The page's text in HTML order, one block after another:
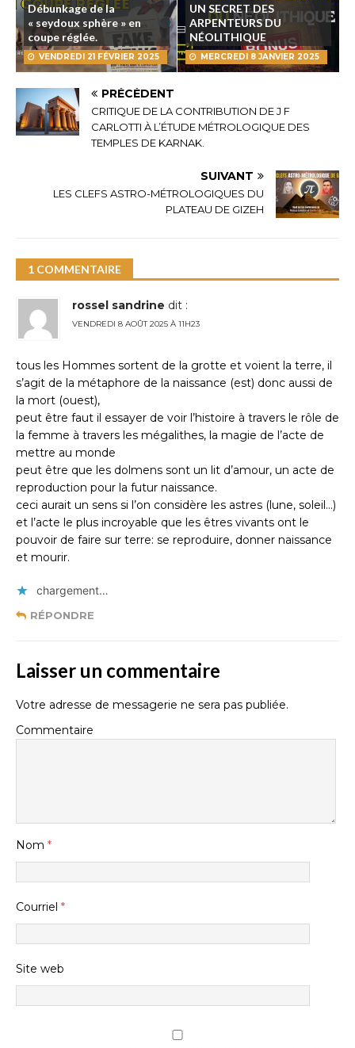
Débunkage de la
« seydoux sphère » en
coupe réglée.
VENDREDI 21 FÉVRIER 2025
UN SECRET DES
ARPENTEURS DU
NÉOLITHIQUE
MERCREDI 8 JANVIER 2025
PRÉCÉDENT
CRITIQUE DE LA CONTRIBUTION DE J F
CARLOTTI À L’ÉTUDE MÉTROLOGIQUE DES
TEMPLES DE KARNAK.
SUIVANT
LES CLEFS ASTRO-MÉTROLOGIQUES DU
PLATEAU DE GIZEH
1 COMMENTAIRE
rossel sandrine dit :
VENDREDI 8 AOÛT 2025 À 11H23
tous les Hommes sortent de la grotte et voient la terre, il
s’agit de la métaphore de la naissance (est) donc aussi de
la mort (ouest),
peut être faut il essayer de voir l’histoire à travers le rôle de
la femme à travers les mégalithes, la magie de l’acte de
mettre au monde
peut être que les dolmens sont un lit d’amour, un acte de
reproduction pour la futur naissance.
ceci aurait un sens si l’on considère les astres (lune, soleil…)
et l’acte le plus incroyable que les êtres vivants ont le
pouvoir de faire sur terre: se reproduire, donner naissance
et mourir.
chargement…
RÉPONDRE
Laisser un commentaire
Votre adresse de messagerie ne sera pas publiée.
Commentaire
Nom *
Courriel *
Site web